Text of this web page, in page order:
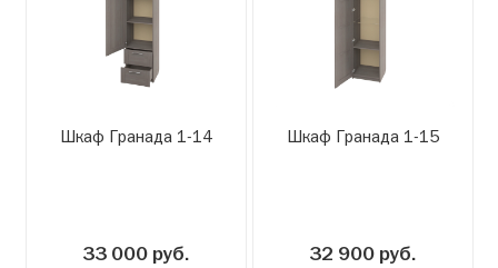
Шкаф Гранада 1-14
33 000 руб.
Шкаф Гранада 1-15
32 900 руб.